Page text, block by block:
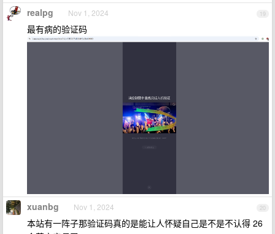
19
realpg Nov 1, 2024
最有病的验证码
20
xuanbg Nov 1, 2024
本站有一阵子那验证码真的是能让人怀疑自己是不是不认得 26